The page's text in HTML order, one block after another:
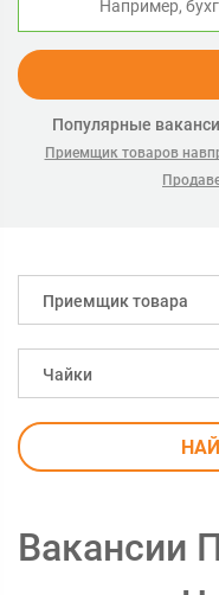
Популярные
Приемщик товаров
Приемщик товара
Чайки
Вакансии